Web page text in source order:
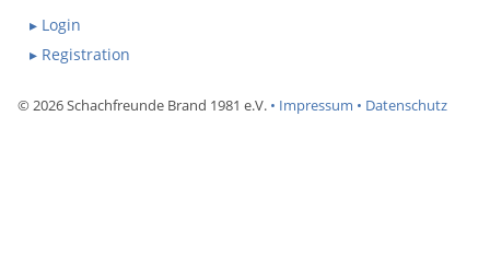
▸ Login
▸ Registration
©2026Schachfreunde Brand 1981 e.V. • Impressum • Datenschutz